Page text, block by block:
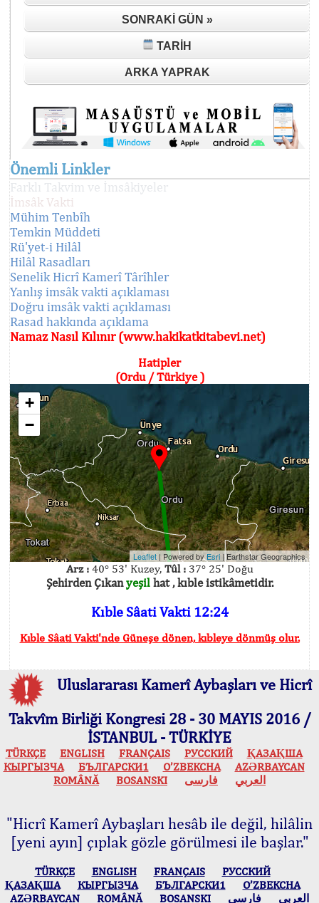
SONRAKI GÜN »
TARIH
ARKA YAPRAK
Önemli Linkler
Farklı Takvim ve İmsâkiyeler
İmsâk Vakti
Mühim Tenbîh
Temkin Müddeti
Rü'yet-i Hilâl
Hilâl Rasadları
Senelik Hicrî Kamerî Târîhler
Yanlış imsâk vakti açıklaması
Doğru imsâk vakti açıklaması
Rasad hakkında açıklama
Namaz Nasıl Kılınır (www.hakikatkitabevi.net)
Hatipler
(Ordu / Türkiye )
+
−
Leaflet | Powered byEsri |Earthstar Geographics
Arz :40° 53' Kuzey, Tûl :37° 25' Doğu
Şehirden Çıkanyeşilhat , kıble istikâmetidir.
Kıble Sâati Vakti 12:24
Kıble Sâati Vakti'nde Güneşe dönen, kıbleye dönmüş olur.
Uluslararası Kamerî Aybaşları ve Hicrî
Takvîm Birliği Kongresi 28 - 30 MAYIS 2016 /
İSTANBUL - TÜRKİYE
TÜRKÇE ENGLISH FRANÇAIS РУССКИЙ
ҚАЗАҚША
КЫPГЫЗЧA
БЪЛГАРСКИ1 O’ZBEKCHA
AZӘRBAYCAN
ROMÂNĂ
BOSANSKI العربي فارسی
"Hicrî Kamerî Aybaşları hesâb ile değil, hilâlin
[yeni ayın] çıplak gözle görülmesi ile başlar."
TÜRKÇE ENGLISH FRANÇAIS
РУССКИЙ
ҚАЗАҚША
КЫPГЫЗЧA БЪЛГАРСКИ1
O’ZBEKCHA
AZӘRBAYCAN
ROMÂNĂ BOSANSKI العربي فارسی